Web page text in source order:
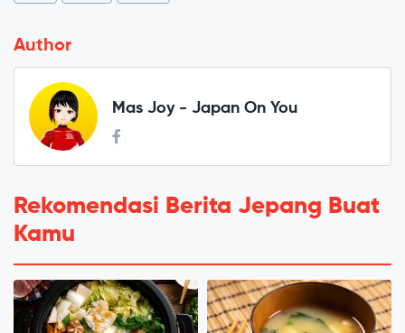
Author
Mas Joy - Japan On You
Rekomendasi Berita Jepang Buat
Kamu